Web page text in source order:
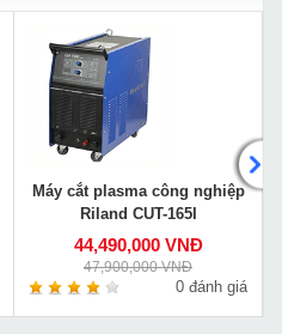
Máy cắt plasma công nghiệp
Riland CUT-165I
44,490,000 VNĐ
47,900,000 VNĐ
0 đánh giá